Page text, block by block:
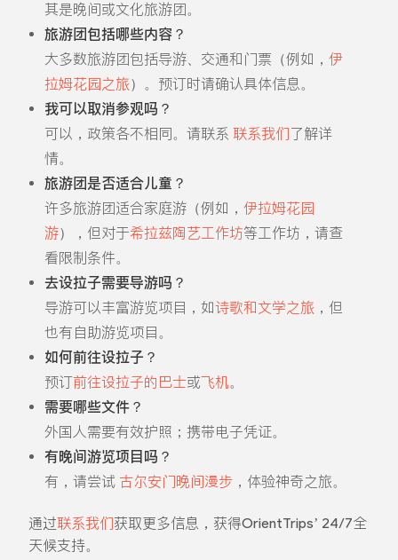
其是晚间或文化旅游团。
旅游团包括哪些内容？
大多数旅游团包括导游、交通和门票（例如， 伊
拉姆花园之旅）。预订时请确认具体信息。
我可以取消参观吗？
可以，政策各不相同。请联系 联系我们了解详
情。
旅游团是否适合儿童？
许多旅游团适合家庭游（例如， 伊拉姆花园
游），但对于希拉兹陶艺工作坊等工作坊，请查
看限制条件。
去设拉子需要导游吗？
导游可以丰富游览项目，如诗歌和文学之旅 ，但
也有自助游览项目。
如何前往设拉子？
预订前往设拉子的巴士或飞机。
需要哪些文件？
外国人需要有效护照；携带电子凭证。
有晚间游览项目吗？
有，请尝试 古尔安门晚间漫步 ，体验神奇之旅。
通过联系我们获取更多信息，获得OrientTrips’ 24/7全
天候支持。